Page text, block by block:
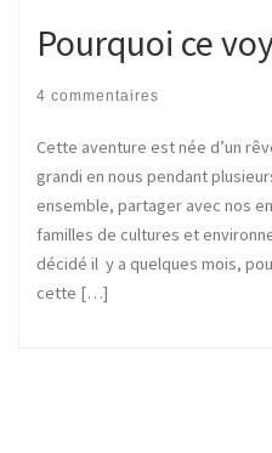
Pourquoi ce
4 commentaires
Cette aventure est née d’un
grandi en nous pendant
ensemble, partager avec nos
familles de cultures et
décidé il y a quelques mois,
cette […]